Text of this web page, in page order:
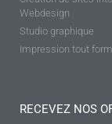
Webdesign
Studio graphique
Impression tout
RECEVEZ NOS